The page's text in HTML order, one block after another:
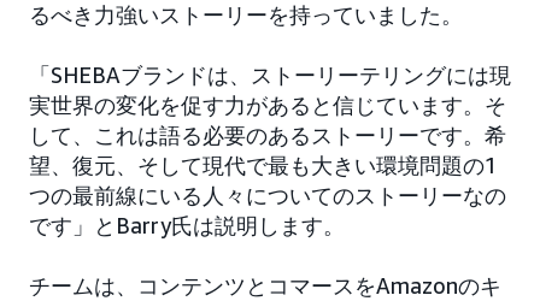
るべき力強いストーリーを持っていました。
「SHEBAブランドは、ストーリーテリングには現
実世界の変化を促す力があると信じています。そ
して、これは語る必要のあるストーリーです。希
望、復元、そして現代で最も大きい環境問題の1
つの最前線にいる人々についてのストーリーなの
です」とBarry氏は説明します。
チームは、コンテンツとコマースをAmazonのキ